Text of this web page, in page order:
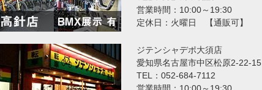
営業時間：10:00～19:30
定休日：火曜日 【通販可】
ジテンシャデポ大須店
愛知県名古屋市中区松原2-22-15
TEL：052-684-7112